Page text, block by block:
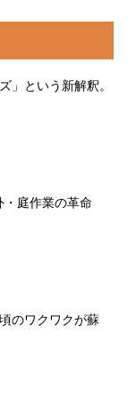
」という新解釈。
・庭作業の革命
のワクワクが蘇